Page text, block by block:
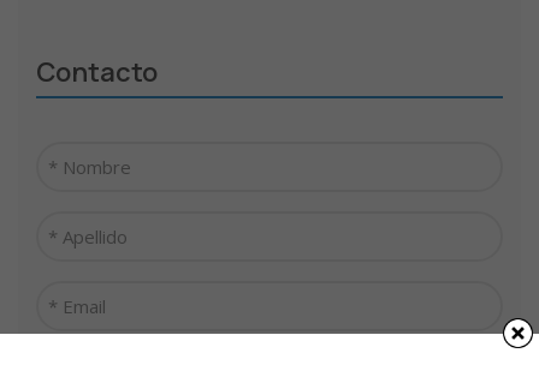
Contacto
Nombre
Apellido
Email